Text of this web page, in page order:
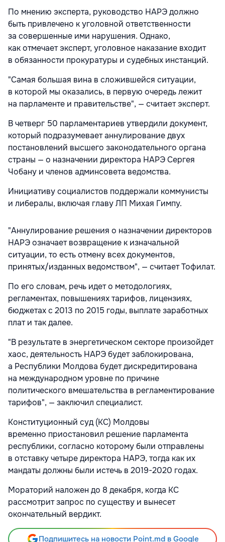
По мнению эксперта, руководство НАРЭ должно
быть привлечено к уголовной ответственности
за совершенные ими нарушения. Однако,
как отмечает эксперт, уголовное наказание входит
в обязанности прокуратуры и судебных инстанций.
"Самая большая вина в сложившейся ситуации,
в которой мы оказались, в первую очередь лежит
на парламенте и правительстве", — считает эксперт.
В четверг 50 парламентариев утвердили документ,
который подразумевает аннулирование двух
постановлений высшего законодательного органа
страны — о назначении директора НАРЭ Сергея
Чобану и членов админсовета ведомства.
Инициативу социалистов поддержали коммунисты
и либералы, включая главу ЛП Михая Гимпу.
"Аннулирование решения о назначении директоров
НАРЭ означает возвращение к изначальной
ситуации, то есть отмену всех документов,
принятых/изданных ведомством", — считает Тофилат.
По его словам, речь идет о методологиях,
регламентах, повышениях тарифов, лицензиях,
бюджетах с 2013 по 2015 годы, выплате заработных
плат и так далее.
"В результате в энергетическом секторе произойдет
хаос, деятельность НАРЭ будет заблокирована,
а Республики Молдова будет дискредитирована
на международном уровне по причине
политического вмешательства в регламентирование
тарифов", — заключил специалист.
Конституционный суд (КС) Молдовы
временно приостановил решение парламента
республики, согласно которому были отправлены
в отставку четыре директора НАРЭ, тогда как их
мандаты должны были истечь в 2019-2020 годах.
Мораторий наложен до 8 декабря, когда КС
рассмотрит запрос по существу и вынесет
окончательный вердикт.
Подпишитесь на новости Point.md в Google